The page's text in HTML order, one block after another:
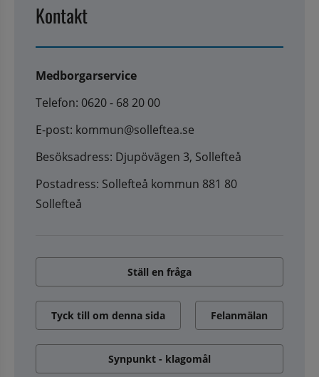
Kontakt
Medborgarservice
Telefon: 0620 - 68 20 00
E-post: kommun@solleftea.se
Besöksadress: Djupövägen 3, Sollefteå
Postadress: Sollefteå kommun 881 80
Sollefteå
Ställ en fråga
Tyck till om denna sida Felanmälan
Synpunkt - klagomål